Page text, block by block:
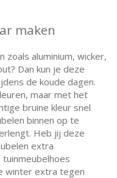
maken
zoals aluminium, wicker,
Dan kun je deze
de koude dagen.
maar met het
bruine kleur snel
binnen op te
Heb jij deze
extra
winter extra tegen